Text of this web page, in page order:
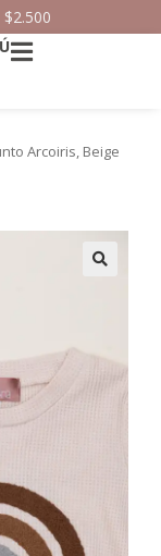
Arcoiris, Beige